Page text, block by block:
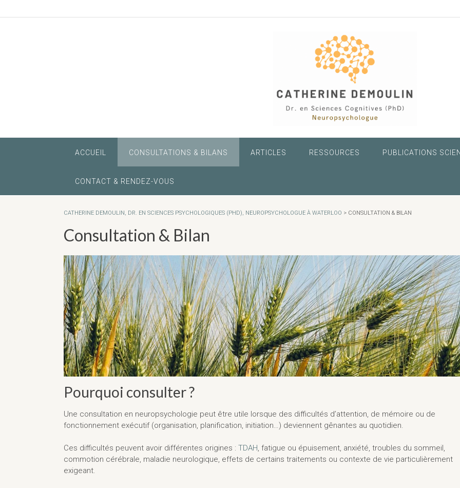
to
ACCUEIL CONSULTATIONS & BILANS ARTICLES RESSOURCES PUBLICATIONS
CONTACT & RENDEZ-VOUS
CATHERINE DEMOULIN, DR. EN SCIENCES PSYCHOLOGIQUES (PHD), NEUROPSYCHOLOGUE À WATERLOO > CONSULTATION & BILAN
Consultation & Bilan
Pourquoi consulter ?
Une consultation en neuropsychologie peut être utile lorsque des difficultés d’attention, de mémoire ou de
fonctionnement exécutif (organisation, planification, initiation…) deviennent gênantes au quotidien.
Ces difficultés peuvent avoir différentes origines : TDAH, fatigue ou épuisement, anxiété, troubles du sommeil,
commotion cérébrale, maladie neurologique, effets de certains traitements ou contexte de vie particulièrement
exigeant.